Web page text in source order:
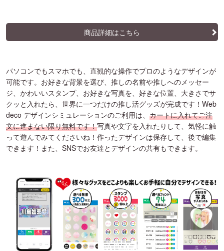
商品詳細はこちら
パソコンでもスマホでも、直観的な操作でプロのようなデザインが
可能です。お好きな背景を選び、推しの名前や推しへのメッセー
ジ、かわいいスタンプ、お好きな写真を、好きな位置、大きさでサ
クッと入れたら、世界に一つだけの推し活グッズが完成です！Web
deco デザインシミュレーションのご利用は、 カートに入れてご注
文に進まない限り無料です！写真や文字を入れたりして、気軽に触
って遊んでみてくださいね！作ったデザインは保存して、後で編集
できます！また、SNSでお友達とデザインの共有もできます。